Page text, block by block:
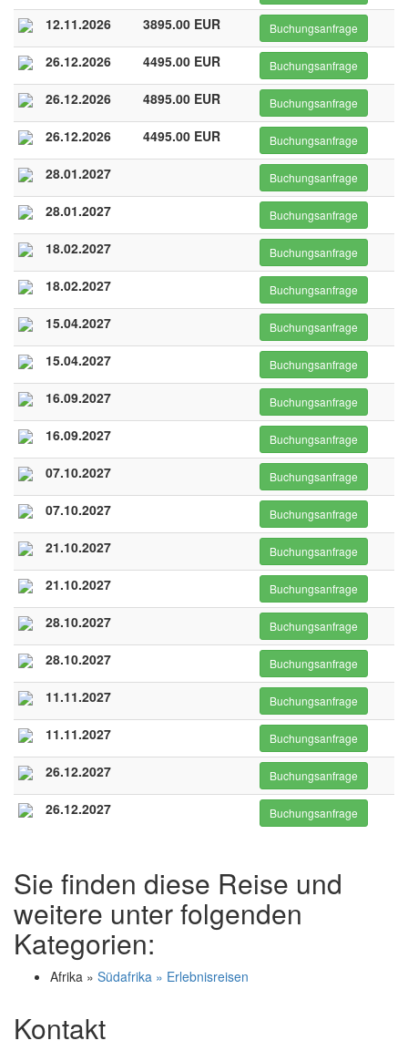
12.11.2026 3895.00 EUR Buchungsanfrage
26.12.2026 4495.00 EUR Buchungsanfrage
26.12.2026 4895.00 EUR Buchungsanfrage
26.12.2026 4495.00 EUR Buchungsanfrage
28.01.2027 Buchungsanfrage
28.01.2027 Buchungsanfrage
18.02.2027 Buchungsanfrage
18.02.2027 Buchungsanfrage
15.04.2027 Buchungsanfrage
15.04.2027 Buchungsanfrage
16.09.2027 Buchungsanfrage
16.09.2027 Buchungsanfrage
07.10.2027 Buchungsanfrage
07.10.2027 Buchungsanfrage
21.10.2027 Buchungsanfrage
21.10.2027 Buchungsanfrage
28.10.2027 Buchungsanfrage
28.10.2027 Buchungsanfrage
11.11.2027 Buchungsanfrage
11.11.2027 Buchungsanfrage
26.12.2027 Buchungsanfrage
26.12.2027 Buchungsanfrage
Sie finden diese Reise und
weitere unter folgenden
Kategorien:
Afrika » Südafrika » Erlebnisreisen
Kontakt